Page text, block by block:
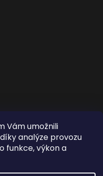
Vám umožnili
analýze provozu
funkce, výkon a